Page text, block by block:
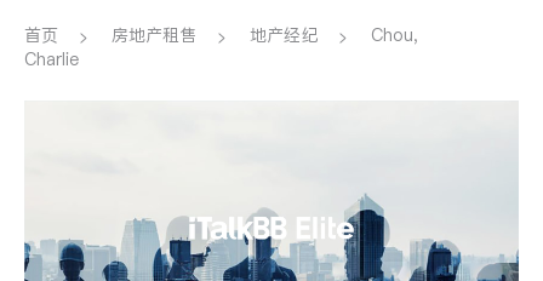
医生 律师
养老 非盈利组织
首页 房地产租售 地产经纪
Chou,
Charlie